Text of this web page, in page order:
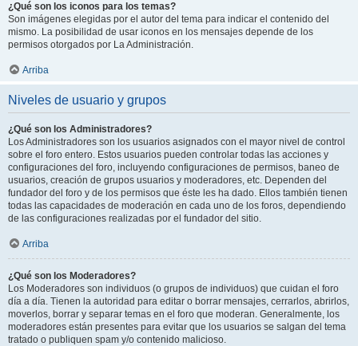
¿Qué son los iconos para los temas?
Son imágenes elegidas por el autor del tema para indicar el contenido del
mismo. La posibilidad de usar iconos en los mensajes depende de los
permisos otorgados por La Administración.
Arriba
Niveles de usuario y grupos
¿Qué son los Administradores?
Los Administradores son los usuarios asignados con el mayor nivel de control
sobre el foro entero. Estos usuarios pueden controlar todas las acciones y
configuraciones del foro, incluyendo configuraciones de permisos, baneo de
usuarios, creación de grupos usuarios y moderadores, etc. Dependen del
fundador del foro y de los permisos que éste les ha dado. Ellos también tienen
todas las capacidades de moderación en cada uno de los foros, dependiendo
de las configuraciones realizadas por el fundador del sitio.
Arriba
¿Qué son los Moderadores?
Los Moderadores son individuos (o grupos de individuos) que cuidan el foro
día a día. Tienen la autoridad para editar o borrar mensajes, cerrarlos, abrirlos,
moverlos, borrar y separar temas en el foro que moderan. Generalmente, los
moderadores están presentes para evitar que los usuarios se salgan del tema
tratado o publiquen spam y/o contenido malicioso.